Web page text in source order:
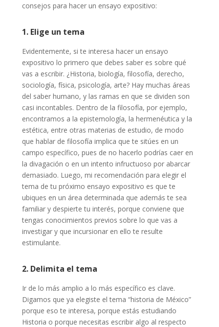
consejos para hacer un ensayo expositivo:
1. Elige un tema
Evidentemente, si te interesa hacer un ensayo
expositivo lo primero que debes saber es sobre qué
vas a escribir. ¿Historia, biología, filosofía, derecho,
sociología, física, psicología, arte? Hay muchas áreas
del saber humano, y las ramas en que se dividen son
casi incontables. Dentro de la filosofía, por ejemplo,
encontramos a la epistemología, la hermenéutica y la
estética, entre otras materias de estudio, de modo
que hablar de filosofía implica que te sitúes en un
campo específico, pues de no hacerlo podrías caer en
la divagación o en un intento infructuoso por abarcar
demasiado. Luego, mi recomendación para elegir el
tema de tu próximo ensayo expositivo es que te
ubiques en un área determinada que además te sea
familiar y despierte tu interés, porque conviene que
tengas conocimientos previos sobre lo que vas a
investigar y que incursionar en ello te resulte
estimulante.
2. Delimita el tema
Ir de lo más amplio a lo más específico es clave.
Digamos que ya elegiste el tema “historia de México”
porque eso te interesa, porque estás estudiando
Historia o porque necesitas escribir algo al respecto